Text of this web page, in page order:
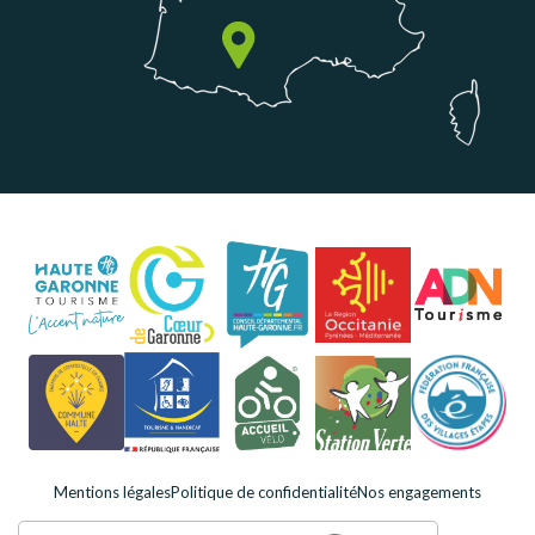
Mentions légalesPolitique de confidentialitéNos engagements